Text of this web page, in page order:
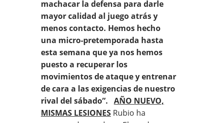
machacar la defensa para darle
mayor calidad al juego atrás y
menos contacto. Hemos hecho
una micro-pretemporada hasta
esta semana que ya nos hemos
puesto a recuperar los
movimientos de ataque y entrenar
de cara a las exigencias de nuestro
rival del sábado”. AÑO NUEVO,
MISMAS LESIONES Rubio ha